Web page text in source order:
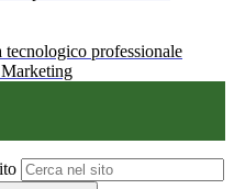
tecnologico professionale